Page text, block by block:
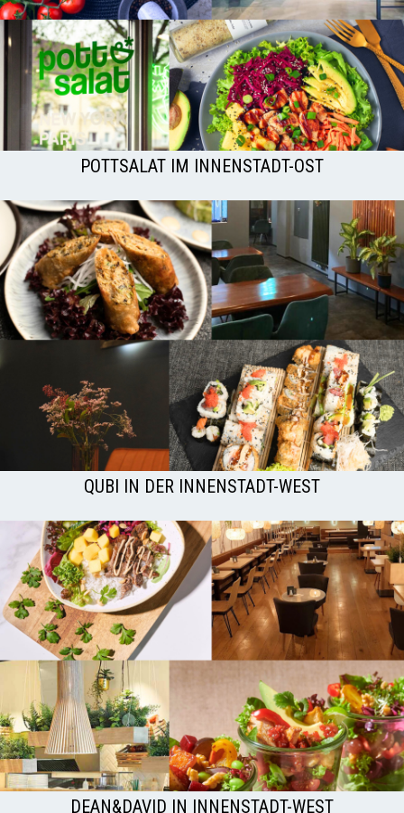
POTTSALAT IM INNENSTADT-OST
QUBI IN DER INNENSTADT-WEST
DEAN&DAVID IN INNENSTADT-WEST